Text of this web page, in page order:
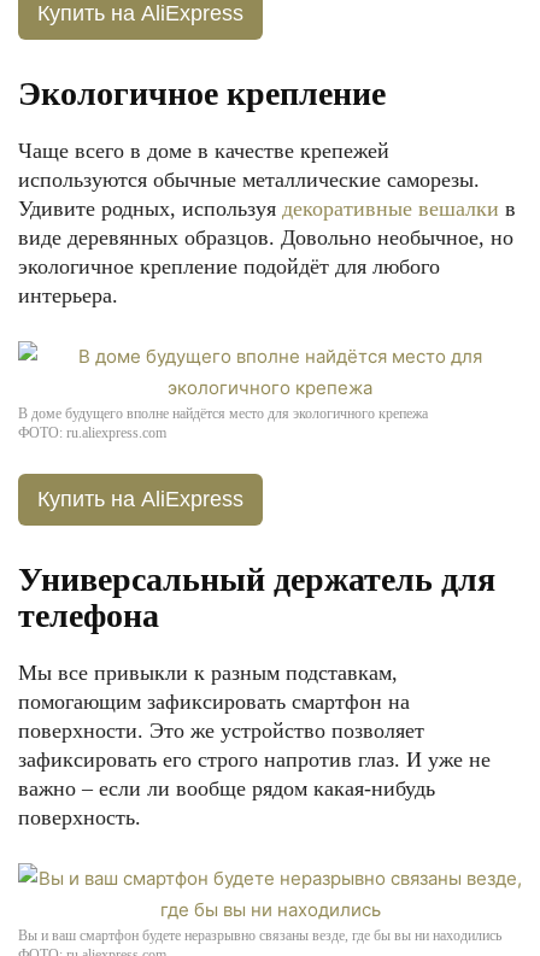
Купить на AliExpress
Экологичное крепление
Чаще всего в доме в качестве крепежей
используются обычные металлические саморезы.
Удивите родных, используя декоративные вешалки в
виде деревянных образцов. Довольно необычное, но
экологичное крепление подойдёт для любого
интерьера.
В доме будущего вполне найдётся место для экологичного крепежа
ФОТО: ru.aliexpress.com
Купить на AliExpress
Универсальный держатель для
телефона
Мы все привыкли к разным подставкам,
помогающим зафиксировать смартфон на
поверхности. Это же устройство позволяет
зафиксировать его строго напротив глаз. И уже не
важно – если ли вообще рядом какая-нибудь
поверхность.
Вы и ваш смартфон будете неразрывно связаны везде, где бы вы ни находились